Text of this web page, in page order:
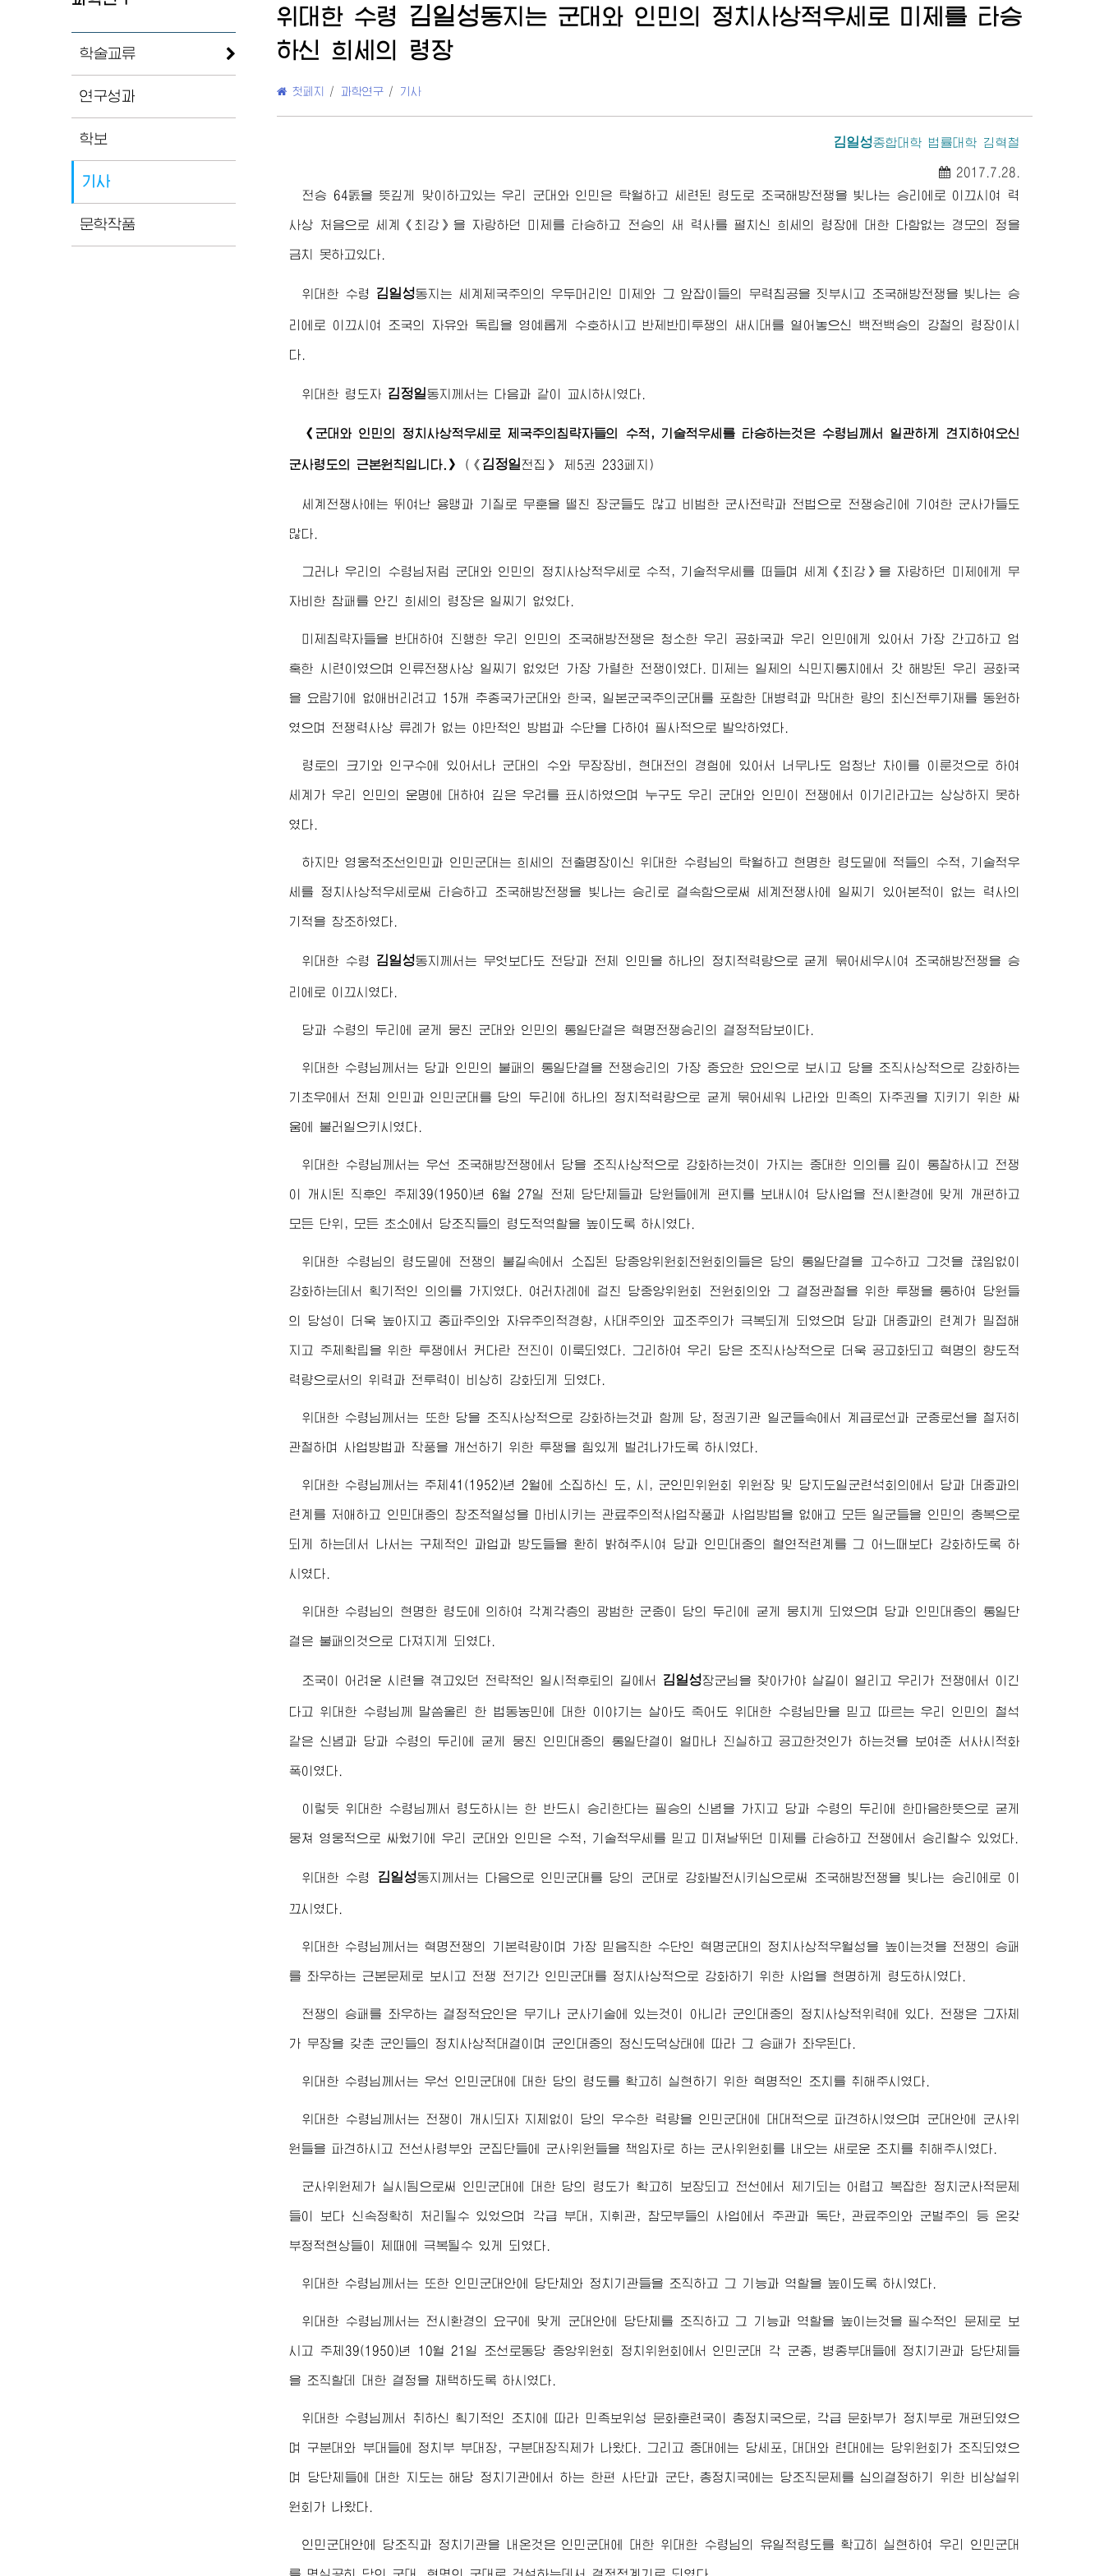
학술교류
연구성과
학보
기사
문학작품
위대한 수령 김일성동지 는 군대와 인민의 정치사상적우세로 미제를 타승
하신 희세의 령장
첫페지 / 과학연구 / 기사
김일성종합대학 법률대학 김혁철
2017.7.28.
전승 64돐을 뜻깊게 맞이하고있는 우리 군대와 인민은 탁월하고 세련된 령도로 조국해방전쟁을 빛나는 승리에로 이끄시여 력
사상 처음으로 세계《최강》을 자랑하던 미제를 타승하고 전승의 새 력사를 펼치신 희세의 령장에 대한 다함없는 경모의 정을
금치 못하고있다.
위대한 수령 김일성동지는 세계제국주의의 우두머리인 미제와 그 앞잡이들의 무력침공을 짓부시고 조국해방전쟁을 빛나는 승
리에로 이끄시여 조국의 자유와 독립을 영예롭게 수호하시고 반제반미투쟁의 새시대를 열어놓으신 백전백승의 강철의 령장이시
다.
위대한 령도자 김정일동지 께서는 다음과 같이 교시하시였다.
《군대와 인민의 정치사상적우세로 제국주의침략자들의 수적, 기술적우세를 타승하는것은 수령님 께서 일관하게 견지하여오신
군사령도의 근본원칙입니다.》 ( 《 김정일 전집》 제5권 233페지)
세계전쟁사에는 뛰여난 용맹과 기질로 무훈을 떨친 장군들도 많고 비범한 군사전략과 전법으로 전쟁승리에 기여한 군사가들도
많다.
그러나 우리의 수령님 처럼 군대와 인민의 정치사상적우세로 수적, 기술적우세를 떠들며 세계《최강》을 자랑하던 미제에게 무
자비한 참패를 안긴 희세의 령장은 일찌기 없었다.
미제침략자들을 반대하여 진행한 우리 인민의 조국해방전쟁은 청소한 우리 공화국과 우리 인민에게 있어서 가장 간고하고 엄
혹한 시련이였으며 인류전쟁사상 일찌기 없었던 가장 가렬한 전쟁이였다. 미제는 일제의 식민지통치에서 갓 해방된 우리 공화국
을 요람기에 없애버리려고 15개 추종국가군대와 한국, 일본군국주의군대를 포함한 대병력과 막대한 량의 최신전투기재를 동원하
였으며 전쟁력사상 류례가 없는 야만적인 방법과 수단을 다하여 필사적으로 발악하였다.
령토의 크기와 인구수에 있어서나 군대의 수와 무장장비, 현대전의 경험에 있어서 너무나도 엄청난 차이를 이룬것으로 하여
세계가 우리 인민의 운명에 대하여 깊은 우려를 표시하였으며 누구도 우리 군대와 인민이 전쟁에서 이기리라고는 상상하지 못하
였다.
하지만 영웅적조선인민과 인민군대는 희세의 천출명장이신위대한 수령님 의 탁월하고 현명한 령도밑에 적들의 수적, 기술적우
세를 정치사상적우세로써 타승하고 조국해방전쟁을 빛나는 승리로 결속함으로써 세계전쟁사에 일찌기 있어본적이 없는 력사의
기적을 창조하였다.
위대한 수령 김일성동지 께서는 무엇보다도 전당과 전체 인민을 하나의 정치적력량으로 굳게 묶어세우시여 조국해방전쟁을 승
리에로 이끄시였다.
당과 수령의 두리에 굳게 뭉친 군대와 인민의 통일단결은 혁명전쟁승리의 결정적담보이다.
위대한 수령님 께서는 당과 인민의 불패의 통일단결을 전쟁승리의 가장 중요한 요인으로 보시고 당을 조직사상적으로 강화하는
기초우에서 전체 인민과 인민군대를 당의 두리에 하나의 정치적력량으로 굳게 묶어세워 나라와 민족의 자주권을 지키기 위한 싸
움에 불러일으키시였다.
위대한 수령님 께서는 우선 조국해방전쟁에서 당을 조직사상적으로 강화하는것이 가지는 중대한 의의를 깊이 통찰하시고 전쟁
이 개시된 직후인 주체39(1950)년 6월 27일 전체 당단체들과 당원들에게 편지를 보내시여 당사업을 전시환경에 맞게 개편하고
모든 단위, 모든 초소에서 당조직들의 령도적역할을 높이도록 하시였다.
위대한 수령님 의 령도밑에 전쟁의 불길속에서 소집된 당중앙위원회전원회의들은 당의 통일단결을 고수하고 그것을 끊임없이
강화하는데서 획기적인 의의를 가지였다. 여러차례에 걸친 당중앙위원회 전원회의와 그 결정관철을 위한 투쟁을 통하여 당원들
의 당성이 더욱 높아지고 종파주의와 자유주의적경향, 사대주의와 교조주의가 극복되게 되였으며 당과 대중과의 련계가 밀접해
지고 주체확립을 위한 투쟁에서 커다란 전진이 이룩되였다. 그리하여 우리 당은 조직사상적으로 더욱 공고화되고 혁명의 향도적
력량으로서의 위력과 전투력이 비상히 강화되게 되였다.
위대한 수령님 께서는 또한 당을 조직사상적으로 강화하는것과 함께 당, 정권기관 일군들속에서 계급로선과 군중로선을 철저히
관철하며 사업방법과 작풍을 개선하기 위한 투쟁을 힘있게 벌려나가도록 하시였다.
위대한 수령님 께서는 주체41(1952)년 2월에 소집하신 도, 시, 군인민위원회 위원장 및 당지도일군련석회의에서 당과 대중과의
련계를 저애하고 인민대중의 창조적열성을 마비시키는 관료주의적사업작풍과 사업방법을 없애고 모든 일군들을 인민의 충복으로
되게 하는데서 나서는 구체적인 과업과 방도들을 환히 밝혀주시여 당과 인민대중의 혈연적련계를 그 어느때보다 강화하도록 하
시였다.
위대한 수령님의 현명한 령도에 의하여 각계각층의 광범한 군중이 당의 두리에 굳게 뭉치게 되였으며 당과 인민대중의 통일단
결은 불패의것으로 다져지게 되였다.
조국이 어려운 시련을 겪고있던 전략적인 일시적후퇴의 길에서 김일성장군님 을 찾아가야 살길이 열리고 우리가 전쟁에서 이긴
다고 위대한 수령님 께 말씀올린 한 법동농민에 대한 이야기는 살아도 죽어도위대한 수령님 만을 믿고 따르는 우리 인민의 철석
같은 신념과 당과 수령의 두리에 굳게 뭉친 인민대중의 통일단결이 얼마나 진실하고 공고한것인가 하는것을 보여준 서사시적화
폭이였다.
이렇듯 위대한 수령님 께서 령도하시는 한 반드시 승리한다는 필승의 신념을 가지고 당과 수령의 두리에 한마음한뜻으로 굳게
뭉쳐 영웅적으로 싸웠기에 우리 군대와 인민은 수적, 기술적우세를 믿고 미쳐날뛰던 미제를 타승하고 전쟁에서 승리할수 있었다.
위대한 수령 김일성동지 께서는 다음으로 인민군대를 당의 군대로 강화발전시키심으로써 조국해방전쟁을 빛나는 승리에로 이
끄시였다.
위대한 수령님 께서는 혁명전쟁의 기본력량이며 가장 믿음직한 수단인 혁명군대의 정치사상적우월성을 높이는것을 전쟁의 승패
를 좌우하는 근본문제로 보시고 전쟁 전기간 인민군대를 정치사상적으로 강화하기 위한 사업을 현명하게 령도하시였다.
전쟁의 승패를 좌우하는 결정적요인은 무기나 군사기술에 있는것이 아니라 군인대중의 정치사상적위력에 있다. 전쟁은 그자체
가 무장을 갖춘 군인들의 정치사상적대결이며 군인대중의 정신도덕상태에 따라 그 승패가 좌우된다.
위대한 수령님 께서는 우선 인민군대에 대한 당의 령도를 확고히 실현하기 위한 혁명적인 조치를 취해주시였다.
위대한 수령님 께서는 전쟁이 개시되자 지체없이 당의 우수한 력량을 인민군대에 대대적으로 파견하시였으며 군대안에 군사위
원들을 파견하시고 전선사령부와 군집단들에 군사위원들을 책임자로 하는 군사위원회를 내오는 새로운 조치를 취해주시였다.
군사위원제가 실시됨으로써 인민군대에 대한 당의 령도가 확고히 보장되고 전선에서 제기되는 어렵고 복잡한 정치군사적문제
들이 보다 신속정확히 처리될수 있었으며 각급 부대, 지휘관, 참모부들의 사업에서 주관과 독단, 관료주의와 군벌주의 등 온갖
부정적현상들이 제때에 극복될수 있게 되였다.
위대한 수령님 께서는 또한 인민군대안에 당단체와 정치기관들을 조직하고 그 기능과 역할을 높이도록 하시였다.
위대한 수령님 께서는 전시환경의 요구에 맞게 군대안에 당단체를 조직하고 그 기능과 역할을 높이는것을 필수적인 문제로 보
시고 주체39(1950)년 10월 21일 조선로동당 중앙위원회 정치위원회에서 인민군대 각 군종, 병종부대들에 정치기관과 당단체들
을 조직할데 대한 결정을 채택하도록 하시였다.
위대한 수령님 께서 취하신 획기적인 조치에 따라 민족보위성 문화훈련국이 총정치국으로, 각급 문화부가 정치부로 개편되였으
며 구분대와 부대들에 정치부 부대장, 구분대장직제가 나왔다. 그리고 중대에는 당세포, 대대와 련대에는 당위원회가 조직되였으
며 당단체들에 대한 지도는 해당 정치기관에서 하는 한편 사단과 군단, 총정치국에는 당조직문제를 심의결정하기 위한 비상설위
원회가 나왔다.
인민군대안에 당조직과 정치기관을 내온것은 인민군대에 대한 위대한 수령님 의 유일적령도를 확고히 실현하여 우리 인민군대